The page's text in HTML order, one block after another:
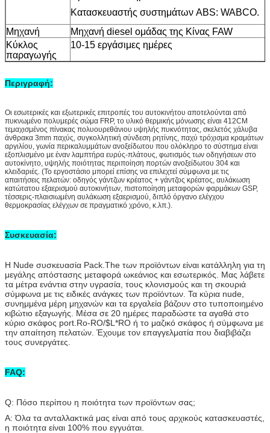
Κατασκευαστής συστημάτων ABS: WABCO.
Μηχανή
Μηχανή diesel ομάδας της Κίνας FAW
Κύκλος
παραγωγής
10-15 εργάσιμες ημέρες
Περιγραφή:
Οι εσωτερικές και εξωτερικές επιτροπές του αυτοκινήτου αποτελούνται από
πυκνωμένο πολυμερές σώμα FRP, το υλικό θερμικής μόνωσης είναι 412CM
τεμαχισμένος πίνακας πολυουρεθάνιου υψηλής πυκνότητας, σκελετός χάλυβα
άνθρακα 3mm παχύς, συγκολλητική σύνδεση ρητίνης, παχύ τρόχισμα κραμάτων
αργιλίου, γωνία περικαλυμμάτων ανοξείδωτου που ολόκληρο το σύστημα είναι
εξοπλισμένο με έναν λαμπτήρα ευρύς-πλάτους, φωτισμός των οδηγήσεων στο
αυτοκίνητο, υψηλής ποιότητας περιποίηση πορτών ανοξείδωτου 304 και
κλειδαριές. (Το εργοστάσιο μπορεί επίσης να επιλεχτεί σύμφωνα με τις
απαιτήσεις πελατών: οδηγός γάντζων κρέατος + γάντζος κρέατος, αυλάκωση
κατώτατου εξαερισμού αυτοκινήτων, πιστοποίηση μεταφορών φαρμάκων GSP,
τέσσερις-πλαισιωμένη αυλάκωση εξαερισμού, διπλό όργανο ελέγχου
θερμοκρασίας ελέγχων σε πραγματικό χρόνο, κ.λπ.).
Συσκευασία:
Η Nude συσκευασία Pack.The των προϊόντων είναι κατάλληλη για τη
μεγάλης απόστασης μεταφορά ωκεάνιος και εσωτερικός. Μας λάβετε
τα μέτρα ενάντια στην υγρασία, τους κλονισμούς και τη σκουριά
σύμφωνα με τις ειδικές ανάγκες των προϊόντων. Τα κύρια nude,
συνημμένα μέρη μηχανών και τα εργαλεία βάζουν στο τυποποιημένο
κιβώτιο εξαγωγής. Μέσα σε 20 ημέρες παραδώστε τα αγαθά στο
κύριο σκάφος port.Ro-RO/$L*RO ή το μαζικό σκάφος ή σύμφωνα με
την απαίτηση πελατών. Έχουμε τον επαγγελματία που διαβιβάζει
τους συνεργάτες.
FAQ:
Q: Πόσο περίπου η ποιότητα των προϊόντων σας;
Α: Όλα τα ανταλλακτικά μας είναι από τους αρχικούς κατασκευαστές,
η ποιότητα είναι 100% που εγγυάται.